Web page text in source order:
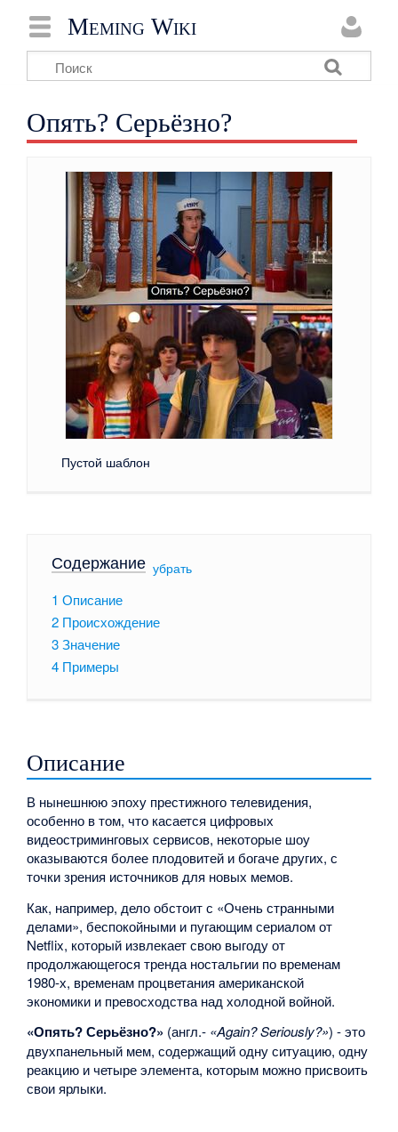
Meming Wiki
Опять? Серьёзно?
Пустой шаблон
Содержание[ убрать]
1 Описание
2 Происхождение
3Значение
4 Примеры
Описание
В нынешнюю эпоху престижного телевидения,
особенно в том, что касается цифровых
видеостриминговых сервисов, некоторые шоу
оказываются более плодовитей и богаче других, с
точки зрения источников для новых мемов.
Как, например, дело обстоит с «Очень странными
делами», беспокойными и пугающим сериалом от
Netflix, который извлекает свою выгоду от
продолжающегося тренда ностальгии по временам
1980-х, временам процветания американской
экономики и превосходства над холодной войной.
«Опять? Серьёзно?» (англ.- «Again? Seriously?») - это
двухпанельный мем, содержащий одну ситуацию, одну
реакцию и четыре элемента, которым можно присвоить
свои ярлыки.